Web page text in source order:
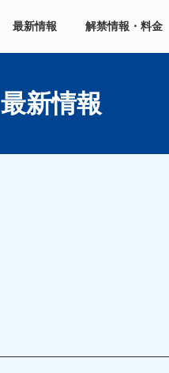
最新情報 解禁情報・料金
最新情報